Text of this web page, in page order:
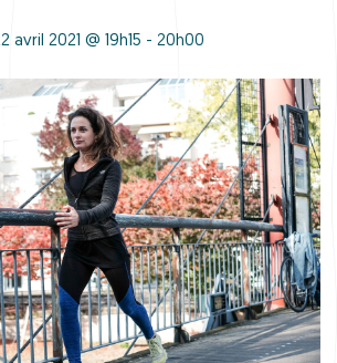
avril 2021 @ 19h15 - 20h00